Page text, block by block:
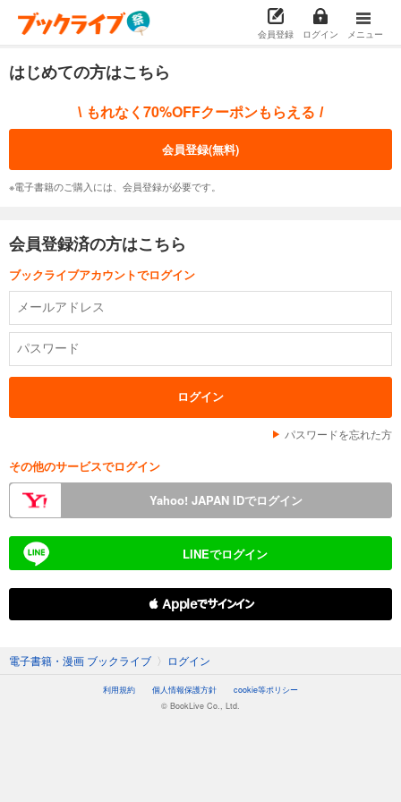
会員登録 ログイン メニュー
はじめての方はこちら
\ もれなく70%OFFクーポンもらえる /
会員登録(無料)
※電子書籍のご購入には、会員登録が必要です。
会員登録済の方はこちら
ブックライブアカウントでログイン
パスワードを忘れた方
その他のサービスでログイン
Yahoo! JAPAN IDでログイン
LINEでログイン
 Appleでサインイン
電子書籍・漫画 ブックライブ 〉 ログイン
利用規約 個人情報保護方針
cookie等ポリシー
© BookLive Co., Ltd.